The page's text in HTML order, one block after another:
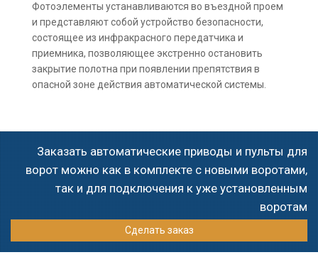
Фотоэлементы устанавливаются во въездной проем
и представляют собой устройство безопасности,
состоящее из инфракрасного передатчика и
приемника, позволяющее экстренно остановить
закрытие полотна при появлении препятствия в
опасной зоне действия автоматической системы.
Заказать автоматические приводы и пульты для
ворот можно как в комплекте с новыми воротами,
так и для подключения к уже установленным
воротам
Сделать заказ